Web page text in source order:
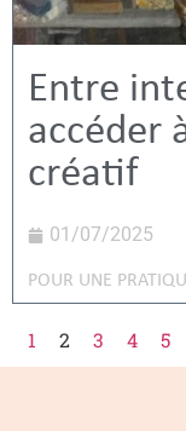
Entre
accéder
créatif
01/07/2025
POUR UNE
1 2 3 4 5